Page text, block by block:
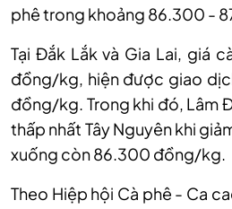
phê trong khoảng 86.300 -
Tại Đắk Lắk và Gia Lai, giá
đồng/kg, hiện được giao
đồng/kg. Trong khi đó, Lâm
thấp nhất Tây Nguyên khi
xuống còn 86.300 đồng/kg.
Theo Hiệp hội Cà phê - Ca